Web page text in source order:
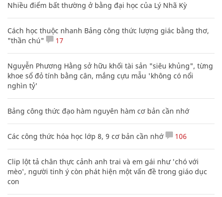
Nhiều điểm bất thường ở bằng đại học của Lý Nhã Kỳ
Cách học thuộc nhanh Bảng công thức lượng giác bằng thơ,
"thần chú"
17
Nguyễn Phương Hằng sở hữu khối tài sản "siêu khủng", từng
khoe sổ đỏ tính bằng cân, mắng cựu mẫu 'không có nổi
nghìn tỷ'
Bảng công thức đạo hàm nguyên hàm cơ bản cần nhớ
Các công thức hóa học lớp 8, 9 cơ bản cần nhớ 106
Clip lột tả chân thực cảnh anh trai và em gái như 'chó với
mèo', người tinh ý còn phát hiện một vấn đề trong giáo dục
con